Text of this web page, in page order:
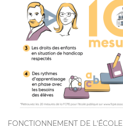
FONCTIONNEMENT DE L'ÉCOLE